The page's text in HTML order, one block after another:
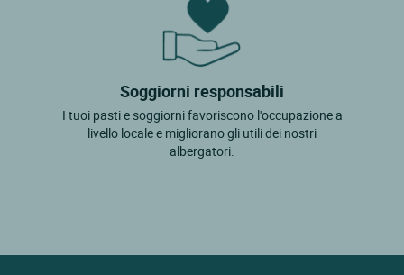
Soggiorni responsabili
I tuoi pasti e soggiorni favoriscono l'occupazione a
livello locale e migliorano gli utili dei nostri
albergatori.